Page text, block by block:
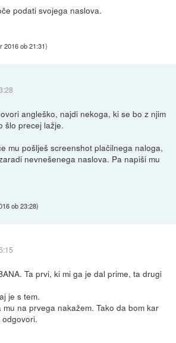
podati svojega naslova.
2016 ob 21:31)
angleško, najdi nekoga, ki se bo z njim
šlo precej lažje.
mu pošlješ screenshot plačilnega naloga,
nevnešenega naslova. Pa napiši mu
ob 23:28)
Ta prvi, ki mi ga je dal prime, ta drugi
je s tem.
na prvega nakažem. Tako da bom kar